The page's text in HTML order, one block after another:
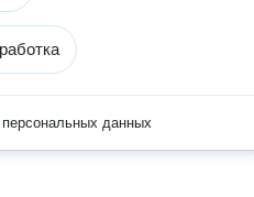
персональных данных